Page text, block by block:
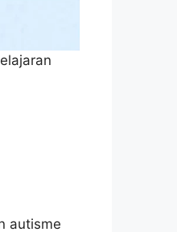
autisme